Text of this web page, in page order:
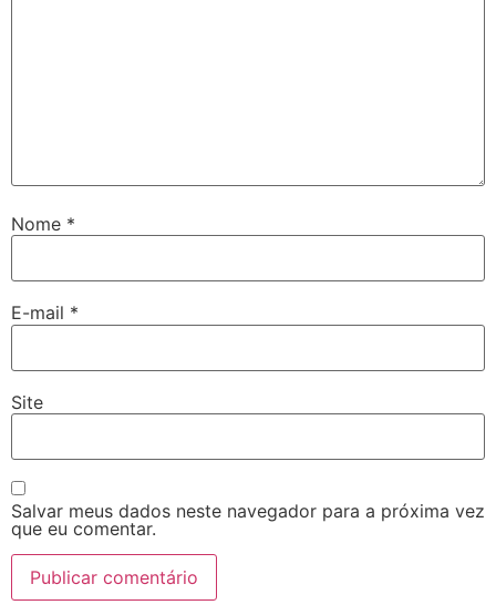
Nome *
E-mail *
Site
Salvar meus dados neste navegador para a próxima vez
que eu comentar.